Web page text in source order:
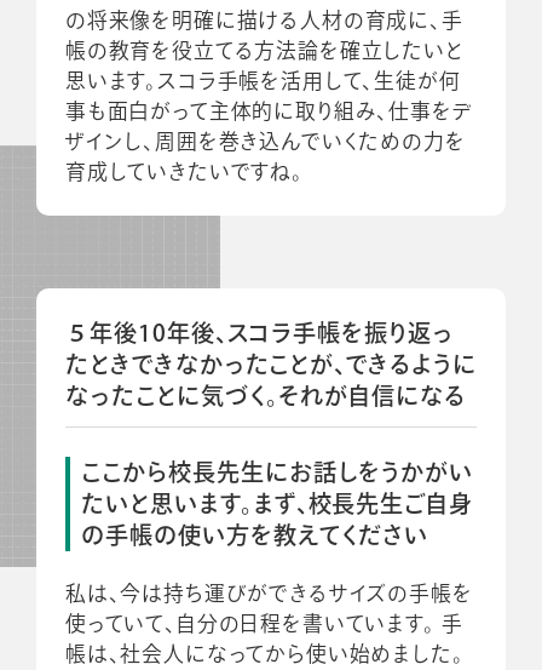
の将来像を明確に描ける人材の育成に、手
帳の教育を役立てる方法論を確立したいと
思います。スコラ手帳を活用して、生徒が何
事も面白がって主体的に取り組み、仕事をデ
ザインし、周囲を巻き込んでいくための力を
育成していきたいですね。
５年後10年後、スコラ手帳を振り返っ
たときできなかったことが、できるように
なったことに気づく。それが自信になる
ここから校長先生にお話しをうかがい
たいと思います。まず、校長先生ご自身
の手帳の使い方を教えてください
私は、今は持ち運びができるサイズの手帳を
使っていて、自分の日程を書いています。 手
帳は、社会人になってから使い始めました。